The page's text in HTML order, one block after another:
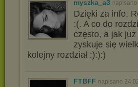
myszka_a3
Dzięki za info.
:(. A co do
często, a jak
zyskuje się
kolejny rozdział :):):)
FTBFF napisano